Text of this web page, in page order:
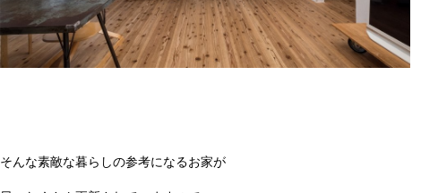
そんな素敵な暮らしの参考になるお家が